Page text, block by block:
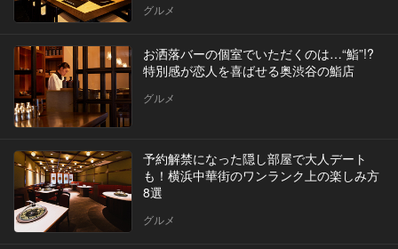
グルメ
お洒落バーの個室でいただくのは…“鮨”!?
特別感が恋人を喜ばせる奥渋谷の鮨店
グルメ
予約解禁になった隠し部屋で大人デート
も！横浜中華街のワンランク上の楽しみ方
8選
グルメ